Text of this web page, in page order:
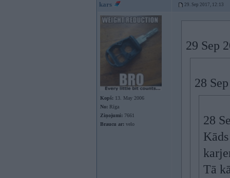
kars 29. Sep 2017, 12:13
Kopš: 13. May 2006
No: Rīga
Ziņojumi: 7661
Braucu ar: velo
29 Sep
28
28
Tā